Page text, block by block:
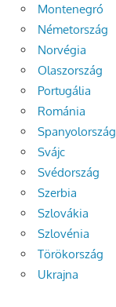
Montenegró
Németország
Norvégia
Olaszország
Portugália
Románia
Spanyolország
Svájc
Svédország
Szerbia
Szlovákia
Szlovénia
Törökország
Ukrajna